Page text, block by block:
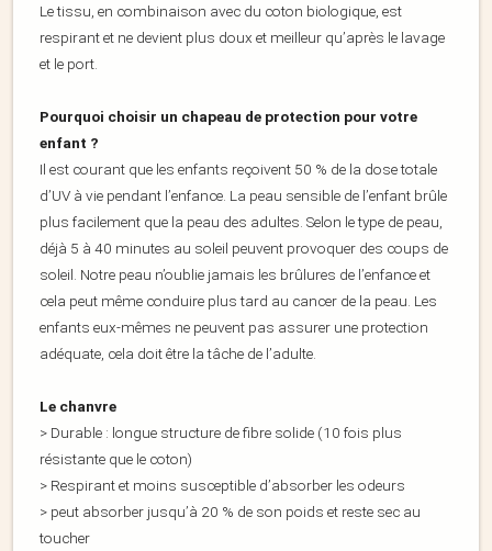
Le tissu, en combinaison avec du coton biologique, est
respirant et ne devient plus doux et meilleur qu’après le lavage
et le port.
Pourquoi choisir un chapeau de protection pour votre
enfant ?
Il est courant que les enfants reçoivent 50 % de la dose totale
d’UV à vie pendant l’enfance. La peau sensible de l’enfant brûle
plus facilement que la peau des adultes. Selon le type de peau,
déjà 5 à 40 minutes au soleil peuvent provoquer des coups de
soleil. Notre peau n’oublie jamais les brûlures de l’enfance et
cela peut même conduire plus tard au cancer de la peau. Les
enfants eux-mêmes ne peuvent pas assurer une protection
adéquate, cela doit être la tâche de l’adulte.
Le chanvre
> Durable : longue structure de fibre solide (10 fois plus
résistante que le coton)
> Respirant et moins susceptible d’absorber les odeurs
> peut absorber jusqu’à 20 % de son poids et reste sec au
toucher